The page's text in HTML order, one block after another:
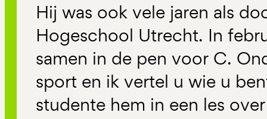
Hij was ook vele jaren als
Hogeschool Utrecht. In
samen in de pen voor C.
sport en ik vertel u wie u
studente hem in een les